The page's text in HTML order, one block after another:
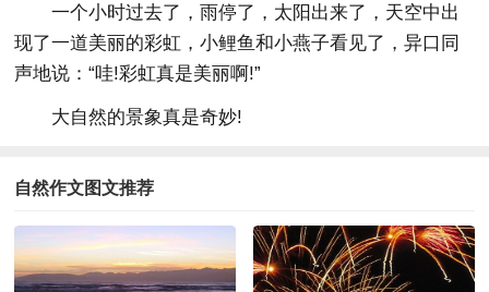
一个小时过去了，雨停了，太阳出来了，天空中出
现了一道美丽的彩虹，小鲤鱼和小燕子看见了，异口同
声地说：“哇!彩虹真是美丽啊!”
大自然的景象真是奇妙!
自然作文图文推荐